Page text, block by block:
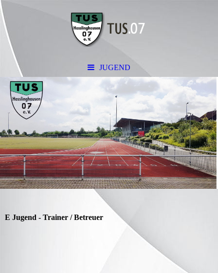
JUGEND
E Jugend - Trainer / Betreuer